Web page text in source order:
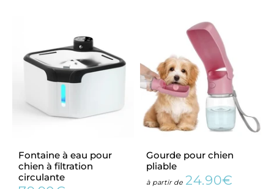
Fontaine à eau pour
chien à filtration
circulante
Gourde pour chien
pliable
à partir de Prix
24.90€